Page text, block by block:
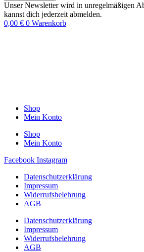
Unser Newsletter wird in unregelmäßigen
kannst dich jederzeit abmelden.
0,00 € 0 Warenkorb
Shop
Mein Konto
Shop
Mein Konto
Facebook Instagram
Datenschutzerklärung
Impressum
Widerrufsbelehrung
AGB
Datenschutzerklärung
Impressum
Widerrufsbelehrung
AGB